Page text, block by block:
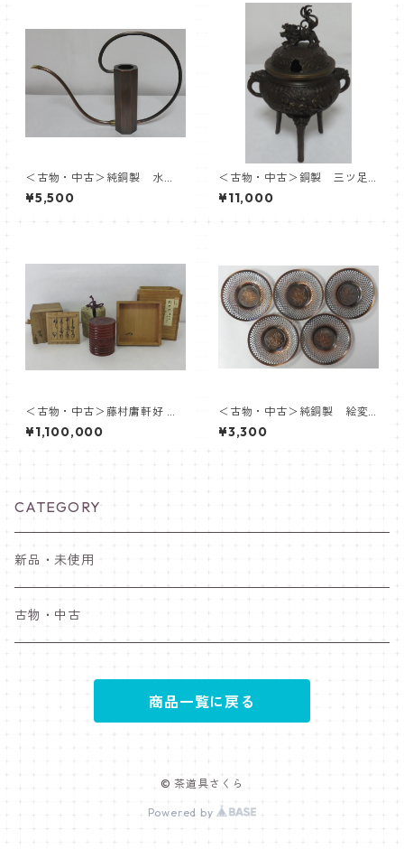
＜古物・中古＞純銅製 水
注 ※箱ナシ
¥5,500
＜古物・中古＞銅製 三ツ足
獅子香炉 ※箱ナシ
¥11,000
＜古物・中古＞藤村庸軒好 竹
中次 有沢弌恒箱書 初代 中
村宗哲
¥1,100,000
＜古物・中古＞純銅製 絵変
茶托 ５客 ※箱ナシ
¥3,300
CATEGORY
新品・未使用
古物・中古
商品一覧に戻る
© 茶道具さくら
Powered by